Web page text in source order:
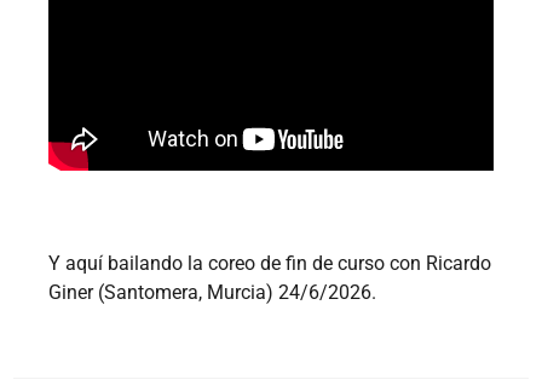
Y aquí bailando la coreo de fin de curso con Ricardo
Giner (Santomera, Murcia) 24/6/2026.